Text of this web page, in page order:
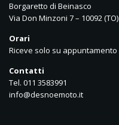
Borgaretto di Beinasco
Via Don Minzoni 7 – 10092 (TO)
Orari
Riceve solo su appuntamento
Contatti
Tel. 011 3583991
info@desnoemoto.it